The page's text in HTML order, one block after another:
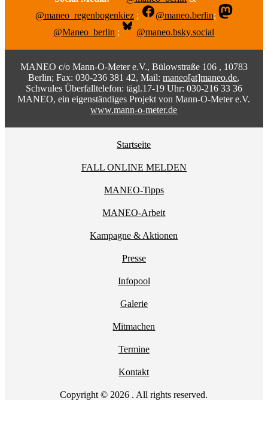
@maneo_regenbogenkiez ; @maneo.berlin;
@Maneo_berlin ; @maneo.bsky.social
MANEO c/o Mann-O-Meter e.V., Bülowstraße 106 , 10783
Berlin; Fax: 030-236 381 42, Mail:maneo[at]maneo.de,
Schwules Überfalltelefon: tägl.17-19 Uhr: 030-216 33 36
MANEO, ein eigenständiges Projekt von Mann-O-Meter e.V.
www.mann-o-meter.de
Startseite
FALL ONLINE MELDEN
MANEO-Tipps
MANEO-Arbeit
Kampagne & Aktionen
Presse
Infopool
Galerie
Mitmachen
Termine
Kontakt
Copyright © 2026 . All rights reserved.